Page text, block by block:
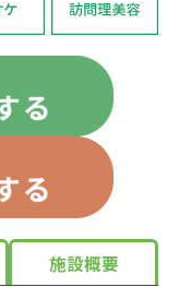
施設概要